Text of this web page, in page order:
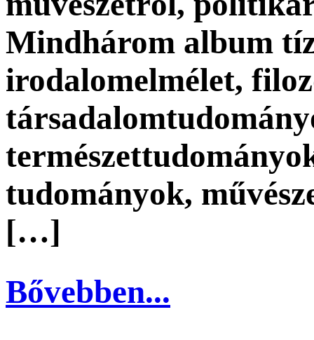
Mindhárom album
irodalomelmélet,
tudományok,
[…]
Bővebben...